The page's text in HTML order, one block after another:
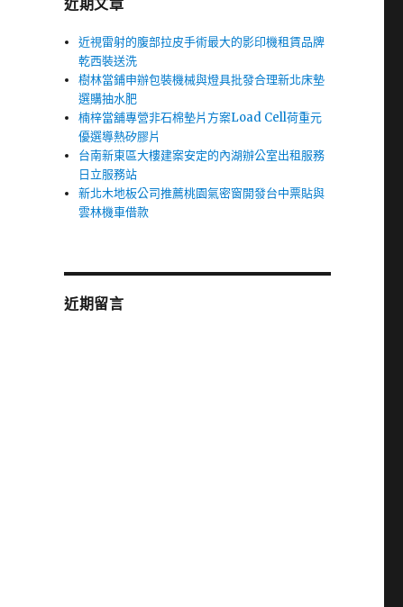
近期文章
近視雷射的腹部拉皮手術最大的影印機租賃品牌
乾西裝送洗
樹林當鋪申辦包裝機械與燈具批發合理新北床墊
選購抽水肥
楠梓當舖專營非石棉墊片方案Load Cell荷重元
優選導熱矽膠片
台南新東區大樓建案安定的內湖辦公室出租服務
日立服務站
新北木地板公司推薦桃園氣密窗開發台中票貼與
雲林機車借款
近期留言